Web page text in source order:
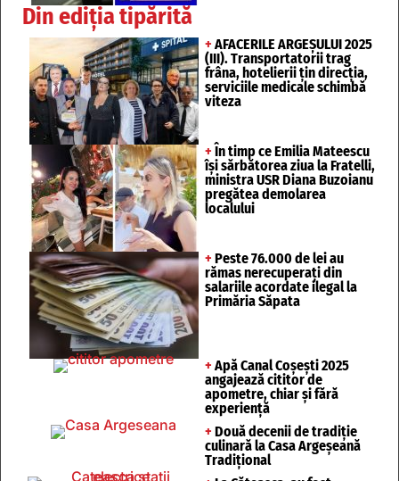
Din ediția tipărită
+ AFACERILE ARGEȘULUI 2025
(III). Transportatorii trag
frâna, hotelierii țin direcția,
serviciile medicale schimbă
viteza
+ În timp ce Emilia Mateescu
își sărbătorea ziua la Fratelli,
ministra USR Diana Buzoianu
pregătea demolarea
localului
+ Peste 76.000 de lei au
rămas nerecuperați din
salariile acordate ilegal la
Primăria Săpata
+ Apă Canal Coșești 2025
angajează cititor de
apometre, chiar și fără
experiență
+ Două decenii de tradiție
culinară la Casa Argeșeană
Tradițional